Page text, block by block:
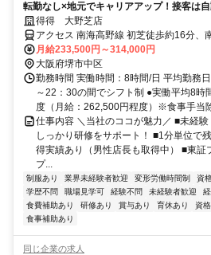
転勤なし×地元でキャリアアップ！接客は
手ならではの手厚い研修で安心のフォロー
得得 大野芝店
アクセス 南海高野線 初芝徒歩約16分、
分、南海高野線 白鷺西出口徒歩約24分
駅チカ・駅ナカ店舗多数あり
月給233,500円～314,000円
大阪府堺市中区
勤務時間 実働時間：8時間/日 平均勤務
～22：30の間でシフト制 ●実働平均8時
度（月給：262,500円程度）※食事手当
仕事内容 ＼当社のココが魅力／ ■未経
しっかり研修をサポート！ ■1分単位で
得実績あり（男性店長も取得中） ■東証
プ...
制服あり 業界未経験者歓迎 変形労働時間制 資
学歴不問
職場見学可 経験不問 未経験者歓迎
食費補助あり
研修あり 賞与あり 育休あり 資
食事補助あり
同じ企業の求人